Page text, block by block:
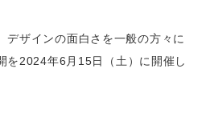
デザインの面白さを一般の方々に
を2024年6月15日（土）に開催し